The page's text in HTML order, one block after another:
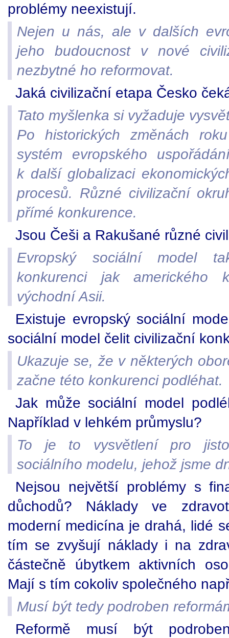
problémy neexistují.
Nejen u nás, ale v dalších
jeho budoucnost v nové
nezbytné ho reformovat.
Jaká civilizační etapa Česko
Tato myšlenka si vyžaduje
Po historických změnách
systém evropského
k další globalizaci
procesů. Různé civilizační
přímé konkurence.
Jsou Češi a Rakušané různé
Evropský sociální model
konkurenci jak amerického
východní Asii.
Existuje evropský sociální
sociální model čelit civilizační
Ukazuje se, že v některých
začne této konkurenci podléhat.
Jak může sociální model
Například v lehkém průmyslu?
To je to vysvětlení pro
sociálního modelu, jehož jsme
Nejsou největší problémy s
důchodů? Náklady ve
moderní medicína je drahá, lidé
tím se zvyšují náklady i na
částečně úbytkem aktivních
Mají s tím cokoliv společného
Musí být tedy podroben
Reformě musí být